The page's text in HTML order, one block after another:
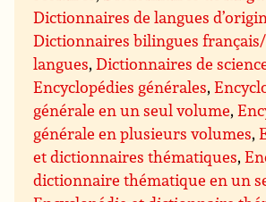
Dictionnaires de langues
Dictionnaires bilingues
langues,Dictionnaires de
Encyclopédies générales,
générale en un seul volume,
générale en plusieurs volumes,
et dictionnaires thématiques,
dictionnaire thématique en un